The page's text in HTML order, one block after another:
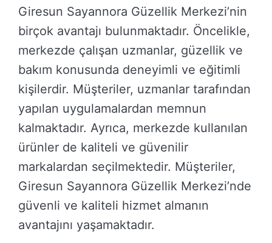
Giresun Sayannora Güzellik Merkezi’nin
birçok avantajı bulunmaktadır. Öncelikle,
merkezde çalışan uzmanlar, güzellik ve
bakım konusunda deneyimli ve eğitimli
kişilerdir. Müşteriler, uzmanlar tarafından
yapılan uygulamalardan memnun
kalmaktadır. Ayrıca, merkezde kullanılan
ürünler de kaliteli ve güvenilir
markalardan seçilmektedir. Müşteriler,
Giresun Sayannora Güzellik Merkezi’nde
güvenli ve kaliteli hizmet almanın
avantajını yaşamaktadır.